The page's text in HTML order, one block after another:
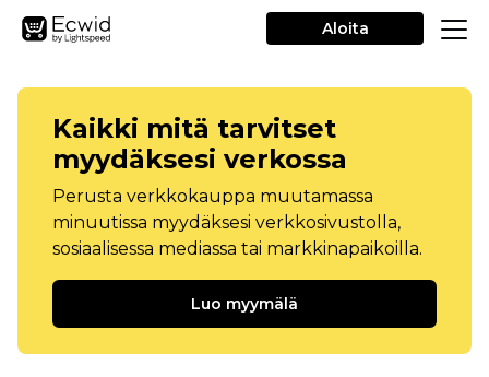
Aloita
Kaikki mitä tarvitset
myydäksesi verkossa
Perusta verkkokauppa muutamassa
minuutissa myydäksesi verkkosivustolla,
sosiaalisessa mediassa tai markkinapaikoilla.
Luo myymälä